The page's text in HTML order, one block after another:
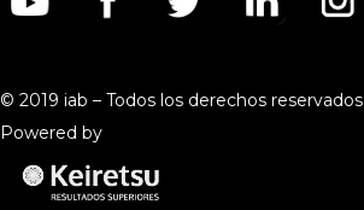
© 2019 iab – Todos los derechos reservados
Powered by